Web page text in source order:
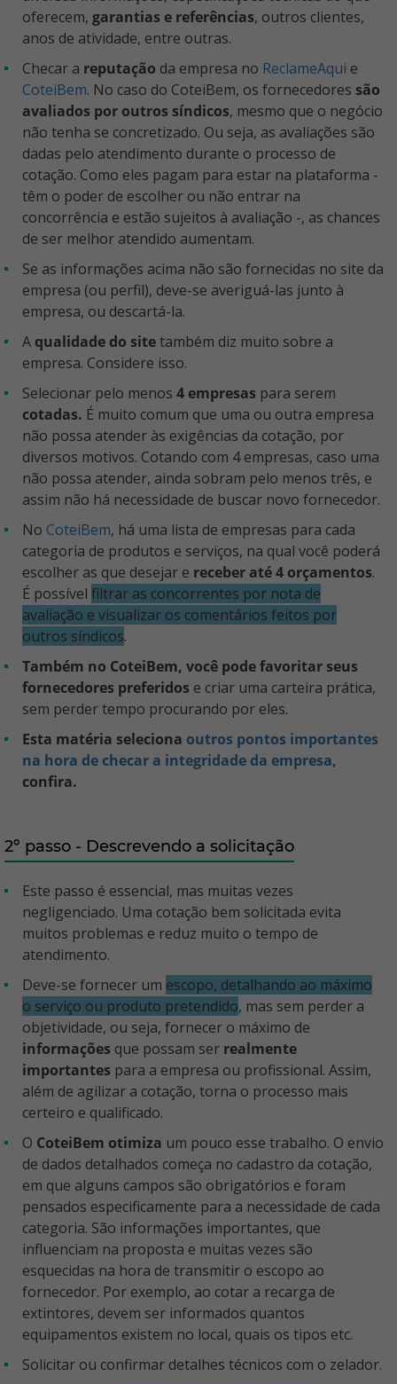
oferecem, garantias e referências, outros clientes,
anos de atividade, entre outras.
Checar a reputação da empresa no ReclameAqui e
CoteiBem. No caso do CoteiBem, os fornecedores são
avaliados por outros síndicos, mesmo que o negócio
não tenha se concretizado. Ou seja, as avaliações são
dadas pelo atendimento durante o processo de
cotação. Como eles pagam para estar na plataforma -
têm o poder de escolher ou não entrar na
concorrência e estão sujeitos à avaliação -, as chances
de ser melhor atendido aumentam.
Se as informações acima não são fornecidas no site da
empresa (ou perfil), deve-se averiguá-las junto à
empresa, ou descartá-la.
A qualidade do sitetambém diz muito sobre a
empresa. Considere isso.
Selecionar pelo menos 4 empresas para serem
cotadas. É muito comum que uma ou outra empresa
não possa atender às exigências da cotação, por
diversos motivos. Cotando com 4 empresas, caso uma
não possa atender, ainda sobram pelo menos três, e
assim não há necessidade de buscar novo fornecedor.
No CoteiBem, há uma lista de empresas para cada
categoria de produtos e serviços, na qual você poderá
escolher as que desejar e receber até 4 orçamentos.
É possível filtrar as concorrentes por nota de
avaliação e visualizar os comentários feitos por
outros síndicos.
Também no CoteiBem, você pode favoritar seus
fornecedores preferidos e criar uma carteira prática,
sem perder tempo procurando por eles.
Esta matéria seleciona outros pontos importantes
na hora de checar a integridade da empresa,
confira.
2º passo - Descrevendo a solicitação
Este passo é essencial, mas muitas vezes
negligenciado. Uma cotação bem solicitada evita
muitos problemas e reduz muito o tempo de
atendimento.
Deve-se fornecer um escopo, detalhando ao máximo
o serviço ou produto pretendido, mas sem perder a
objetividade, ou seja, fornecer o máximo de
informações que possam ser realmente
importantes para a empresa ou profissional. Assim,
além de agilizar a cotação, torna o processo mais
certeiro e qualificado.
CoteiBem otimiza um pouco esse trabalho. O envio
de dados detalhados começa no cadastro da cotação,
em que alguns campos são obrigatórios e foram
pensados especificamente para a necessidade de cada
categoria. São informações importantes, que
influenciam na proposta e muitas vezes são
esquecidas na hora de transmitir o escopo ao
fornecedor. Por exemplo, ao cotar a recarga de
extintores, devem ser informados quantos
equipamentos existem no local, quais os tipos etc.
Solicitar ou confirmar detalhes técnicos com o zelador.